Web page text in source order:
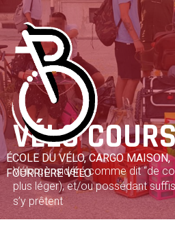
Skip
to
content
ÉCOLE DU VÉLO, CARGO MAISON,
FOURRIÈRE VÉLO
VÉLO
Vélo considéré comme dit “de
plus léger), et/ou possédant
s’y prêtent